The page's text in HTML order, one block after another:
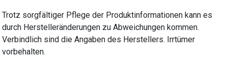
Trotz sorgfältiger Pflege der Produktinformationen kann es
durch Herstelleränderungen zu Abweichungen kommen.
Verbindlich sind die Angaben des Herstellers. Irrtümer
vorbehalten.